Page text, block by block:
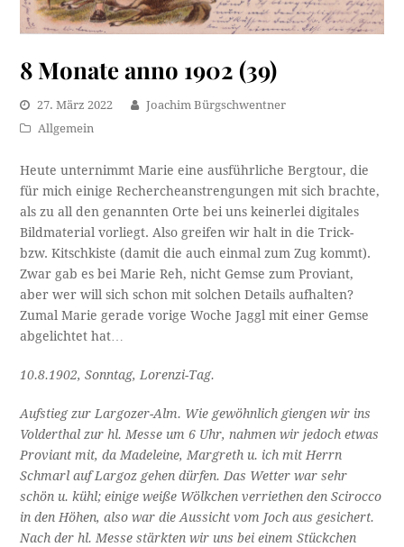
8 Monate anno 1902 (39)
27. März 2022
Joachim Bürgschwentner
Allgemein
Heute unternimmt Marie eine ausführliche Bergtour, die
für mich einige Rechercheanstrengungen mit sich brachte,
als zu all den genannten Orte bei uns keinerlei digitales
Bildmaterial vorliegt. Also greifen wir halt in die Trick-
bzw. Kitschkiste (damit die auch einmal zum Zug kommt).
Zwar gab es bei Marie Reh, nicht Gemse zum Proviant,
aber wer will sich schon mit solchen Details aufhalten?
Zumal Marie gerade vorige Woche Jaggl mit einer Gemse
abgelichtet hat…
10.8.1902, Sonntag, Lorenzi-Tag.
Aufstieg zur Largozer-Alm. Wie gewöhnlich giengen wir ins
Volderthal zur hl. Messe um 6 Uhr, nahmen wir jedoch etwas
Proviant mit, da Madeleine, Margreth u. ich mit Herrn
Schmarl auf Largoz gehen dürfen. Das Wetter war sehr
schön u. kühl; einige weiße Wölkchen verriethen den Scirocco
in den Höhen, also war die Aussicht vom Joch aus gesichert.
Nach der hl. Messe stärkten wir uns bei einem Stückchen